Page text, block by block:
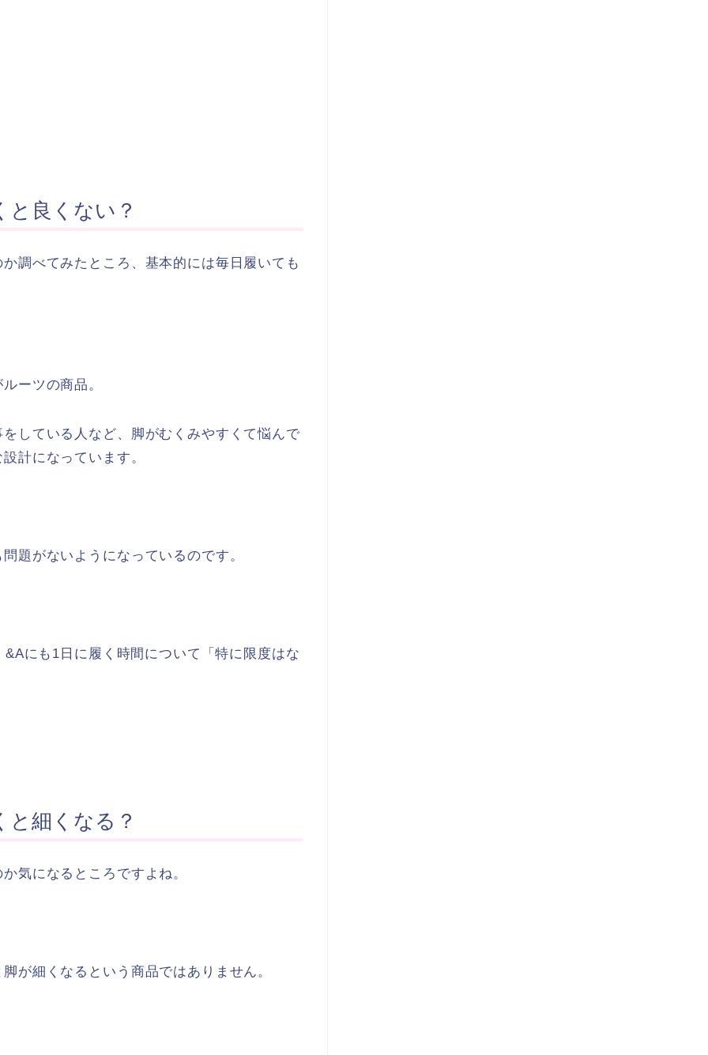
と良くない？
調べてみたところ、基本的には毎日履いても
ーツの商品。
している人など、脚がむくみやすくて悩んで
計になっています。
題がないようになっているのです。
にも1日に履く時間について「特に限度はな
と細くなる？
気になるところですよね。
が細くなるという商品ではありません。